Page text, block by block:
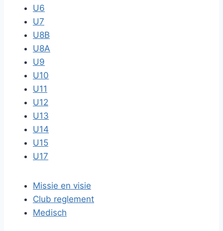
U6
U7
U8B
U8A
U9
U10
U11
U12
U13
U14
U15
U17
Missie en visie
Club reglement
Medisch